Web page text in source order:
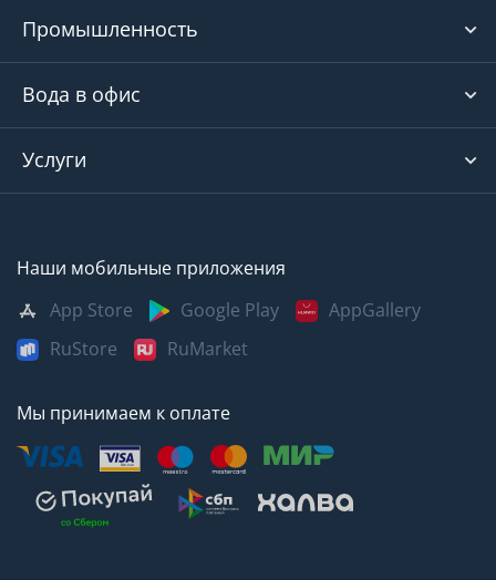
Промышленность
Вода в офис
Услуги
Наши мобильные приложения
App Store
Google Play
AppGallery
RuStore
RuMarket
Мы принимаем к оплате